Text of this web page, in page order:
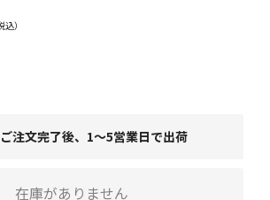
ご注文完了後、1～5営業日で出荷
在庫がありません